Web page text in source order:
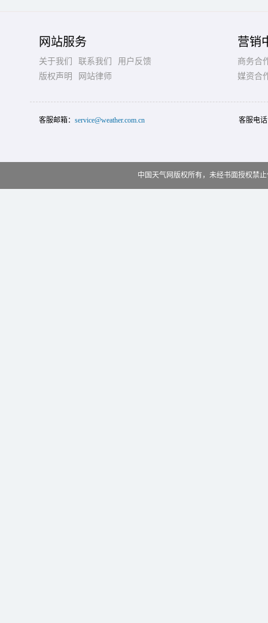
网站服务
关于我们 联系我们
用户反馈
版权声明
网站律师
营销
商务合
媒资合
客服邮箱： service@weather.com.cn 客服电
中国天气网版权所有，未经书面授权